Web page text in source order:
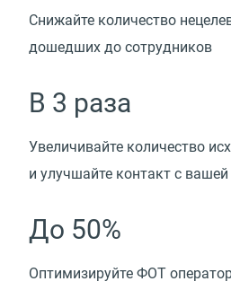
Снижайте количество
дошедших до сотрудников
В 3 раза
Увеличивайте количество
и улучшайте контакт с
До 50%
Оптимизируйте ФОТ